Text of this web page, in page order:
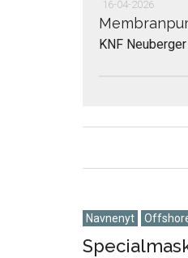
16-04-2026
KNF
Navnenyt